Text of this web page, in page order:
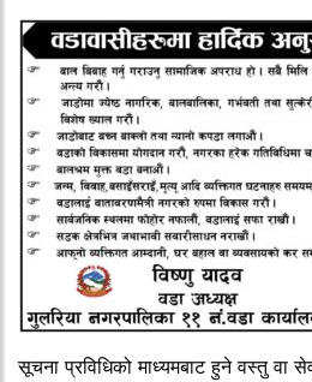
सूचना प्रविधिको माध्यमबाट हुने वस्तु वा